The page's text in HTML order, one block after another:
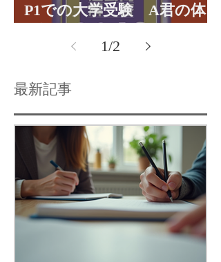
P1での大学受験 A君の体
1/2
最新記事